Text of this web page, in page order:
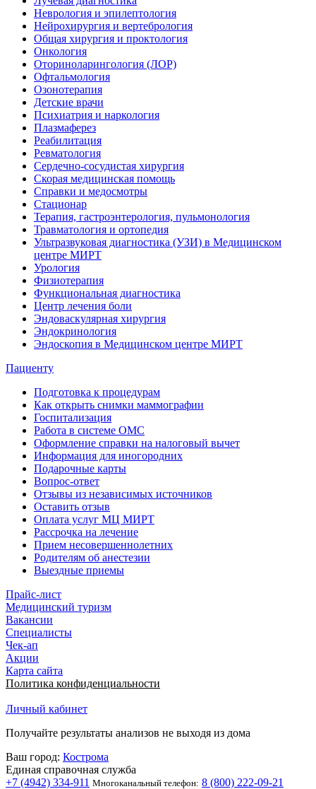
Неврология и эпилептология
Нейрохирургия и вертебрология
Общая хирургия и проктология
Онкология
Оториноларингология (ЛОР)
Офтальмология
Озонотерапия
Детские врачи
Психиатрия и наркология
Плазмаферез
Реабилитация
Ревматология
Сердечно-сосудистая хирургия
Скорая медицинская помощь
Справки и медосмотры
Стационар
Терапия, гастроэнтерология, пульмонология
Травматология и ортопедия
Ультразвуковая диагностика (УЗИ) в Медицинском
центре МИРТ
Урология
Физиотерапия
Функциональная диагностика
Центр лечения боли
Эндоваскулярная хирургия
Эндокринология
Эндоскопия в Медицинском центре МИРТ
Пациенту
Подготовка к процедурам
Как открыть снимки маммографии
Госпитализация
Работа в системе ОМС
Оформление справки на налоговый вычет
Информация для иногородних
Подарочные карты
Вопрос-ответ
Отзывы из независимых источников
Оставить отзыв
Оплата услуг МЦ МИРТ
Рассрочка на лечение
Прием несовершеннолетних
Родителям об анестезии
Выездные приемы
Прайс-лист
Медицинский туризм
Вакансии
Специалисты
Чек-ап
Акции
Карта сайта
Политика конфиденциальности
Личный кабинет
Получайте результаты анализов не выходя из дома
Ваш город: Кострома
Единая справочная служба
+7 (4942) 334-911 Многоканальный телефон: 8 (800) 222-09-21